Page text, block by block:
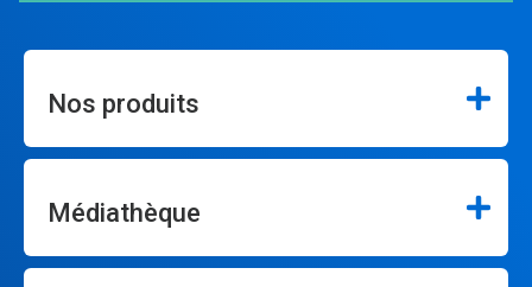
Nos produits
Médiathèque